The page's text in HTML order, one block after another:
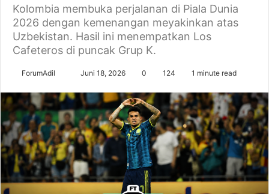
Kolombia membuka perjalanan di Piala Dunia
2026 dengan kemenangan meyakinkan atas
Uzbekistan. Hasil ini menempatkan Los
Cafeteros di puncak Grup K.
ForumAdil
email
Juni 18, 2026 0 124 1 minute read